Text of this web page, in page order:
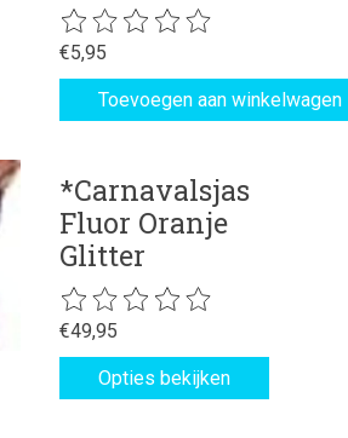
De beoordeling van dit product is
€5,95
Toevoegen aan winkelwagen
*Carnavalsjas
Fluor Oranje
Glitter
De beoordeling van dit product is
€49,95
Opties bekijken